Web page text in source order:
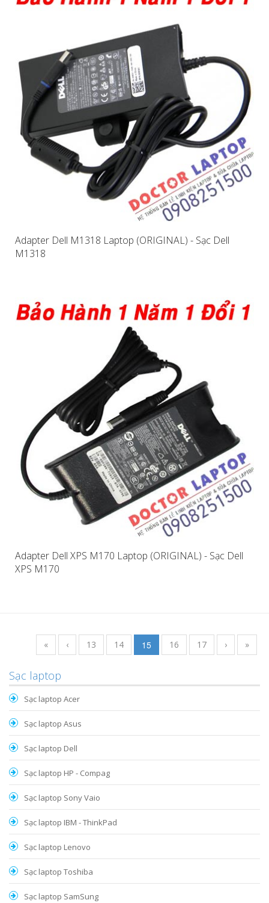
Adapter Dell M1318 Laptop (ORIGINAL) - Sạc Dell
M1318
Adapter Dell XPS M170 Laptop (ORIGINAL) - Sạc Dell
XPS M170
« ‹ 13 14 15 16 17 › »
Sạc laptop
Sạc laptop Acer
Sạc laptop Asus
Sạc laptop Dell
Sạc laptop HP - Compag
Sạc laptop Sony Vaio
Sạc laptop IBM - ThinkPad
Sạc laptop Lenovo
Sạc laptop Toshiba
Sạc laptop SamSung